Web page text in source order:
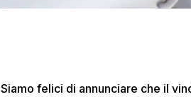
Siamo felici di annunciare che il